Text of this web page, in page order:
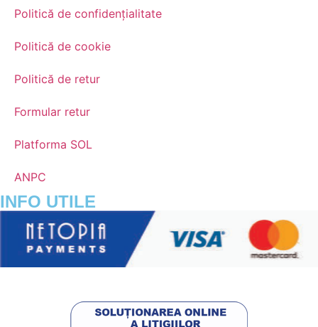
Politică de confidențialitate
Politică de cookie
Politică de retur
Formular retur
Platforma SOL
ANPC
INFO UTILE